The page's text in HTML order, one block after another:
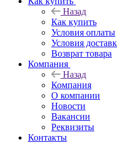
Назад
Как купить
Условия оплаты
Условия
Возврат товара
Компания
Назад
Компания
О компании
Новости
Вакансии
Реквизиты
Контакты